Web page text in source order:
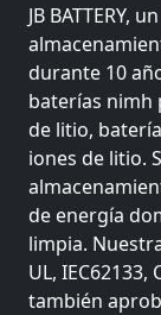
JB BATTERY,
durante 10
baterías nimh
de litio,
iones de litio.
de energía
limpia.
UL, IEC62133,
también